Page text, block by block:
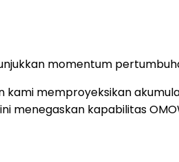
momentum
memproyeksikan
menegaskan kapabilitas